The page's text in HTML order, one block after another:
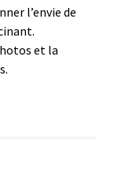
l’envie de
et la